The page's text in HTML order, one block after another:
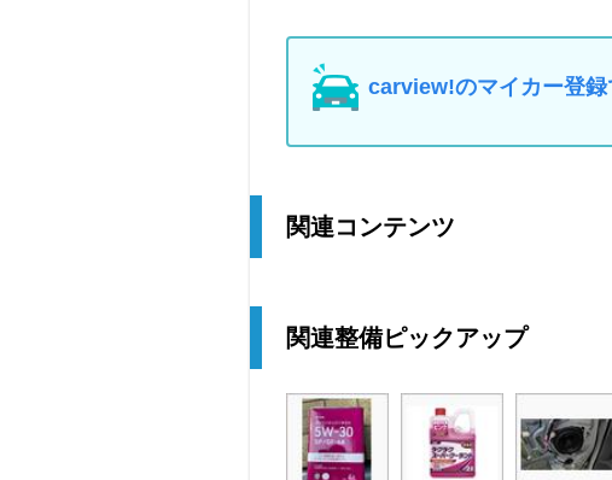
carview!のマイカー登録
関連コンテンツ
関連整備ピックアップ